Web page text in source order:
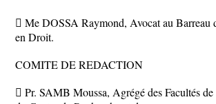
 Me DOSSA Raymond, Avocat au Barreau
en Droit.
COMITE DE REDACTION
 Pr. SAMB Moussa, Agrégé des Facultés